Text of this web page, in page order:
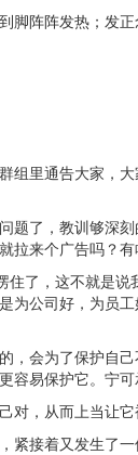
阵阵发热；发
里通告大家，
了，教训够深
来个广告吗？有
了，这不就是
公司好，为员
会为了保护自
易保护它。宁
，从而上当让
接着又发生了一